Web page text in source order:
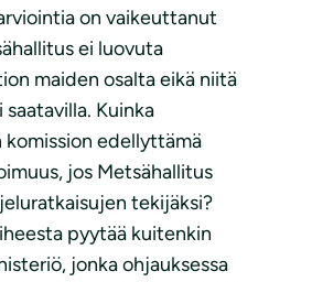
on vaikeuttanut
ei luovuta
maiden osalta eikä niitä
Kuinka
komission edellyttämä
jos Metsähallitus
tekijäksi?
pyytää kuitenkin
jonka ohjauksessa